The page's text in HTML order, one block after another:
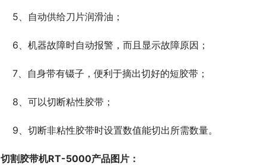
	5、自动供给刀片润滑油；
	6、机器故障时自动报警，而且显示故障原因；
	7、自身带有镊子，便利于摘出切好的短胶带；
	8、可以切断粘性胶带；
	9、切断非粘性胶带时设置数值能切出所需数量。
切割胶带机RT-5000产品图片：